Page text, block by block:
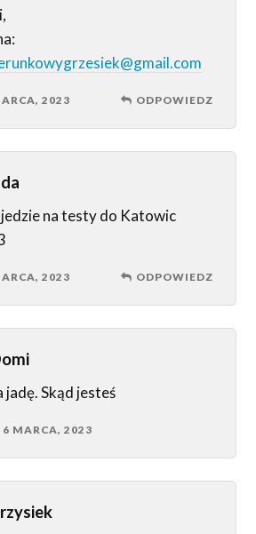
2023 ODPOWIEDZ
na testy do Katowic
2023 ODPOWIEDZ
jadę. Skąd jesteś
6 MARCA, 2023